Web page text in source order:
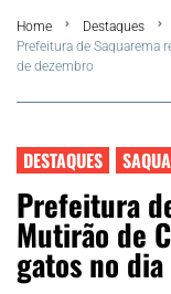
FLA Araru 2026
Araruama
Região dos Lagos
Agenda Cultural
Colunistas
Home
Destaques
Prefeitura de Saquarema
de dezembro
DESTAQUES
Prefeitura
Mutirão de
gatos no